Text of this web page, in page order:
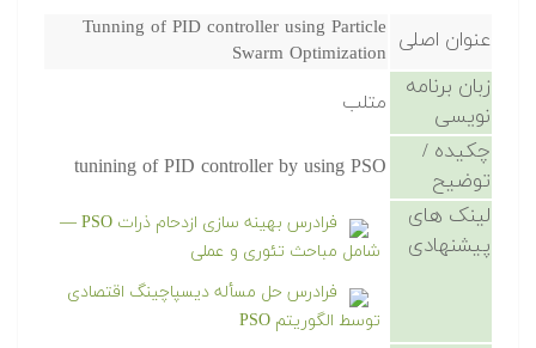
عنوان اصلی Tunning of PID controller using Particle
Swarm Optimization
زبان برنامه
نویسی
متلب
چکیده /
توضیح
tunining of PID controller by using PSO
لینک های
پیشنهادی
فرادرس بهینه سازی ازدحام ذرات PSO —
شامل مباحث تئوری و عملی
فرادرس حل مسأله دیسپاچینگ اقتصادی
توسط الگوریتم PSO